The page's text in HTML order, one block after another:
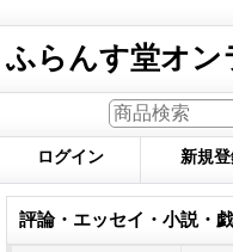
ふらんす堂オ
ログイン 新規
評論・エッセイ・小説・